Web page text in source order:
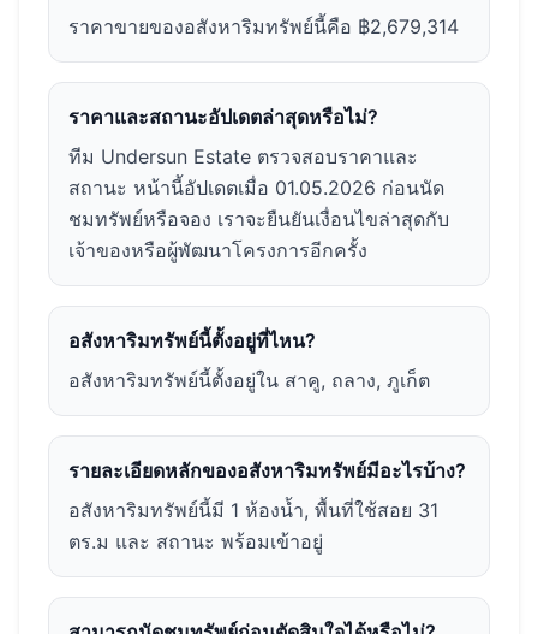
ราคาขายของอสังหาริมทรัพย์นี้คือ ฿2,679,314
ราคาและสถานะอัปเดตล่าสุดหรือไม่?
ทีม Undersun Estate ตรวจสอบราคาและ
สถานะ หน้านี้อัปเดตเมื่อ 01.05.2026 ก่อนนัด
ชมทรัพย์หรือจอง เราจะยืนยันเงื่อนไขล่าสุดกับ
เจ้าของหรือผู้พัฒนาโครงการอีกครั้ง
อสังหาริมทรัพย์นี้ตั้งอยู่ที่ไหน?
อสังหาริมทรัพย์นี้ตั้งอยู่ใน สาคู, ถลาง, ภูเก็ต
รายละเอียดหลักของอสังหาริมทรัพย์มีอะไรบ้าง?
อสังหาริมทรัพย์นี้มี 1 ห้องน้ำ, พื้นที่ใช้สอย 31
ตร.ม และ สถานะ พร้อมเข้าอยู่